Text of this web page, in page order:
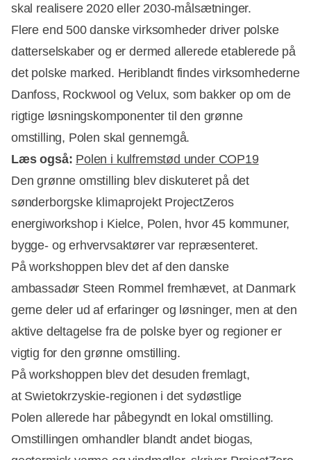
skal realisere 2020 eller 2030-målsætninger.
Flere end 500 danske virksomheder driver polske
datterselskaber og er dermed allerede etablerede på
det polske marked. Heriblandt findes virksomhederne
Danfoss, Rockwool og Velux, som bakker op om de
rigtige løsningskomponenter til den grønne
omstilling, Polen skal gennemgå.
Læs også: Polen i kulfremstød under COP19
Den grønne omstilling blev diskuteret på det
sønderborgske klimaprojekt ProjectZeros
energiworkshop i Kielce, Polen, hvor 45 kommuner,
bygge- og erhvervsaktører var repræsenteret.
På workshoppen blev det af den danske
ambassadør Steen Rommel fremhævet, at Danmark
gerne deler ud af erfaringer og løsninger, men at den
aktive deltagelse fra de polske byer og regioner er
vigtig for den grønne omstilling.
På workshoppen blev det desuden fremlagt,
at Swietokrzyskie-regionen i det sydøstlige
Polen allerede har påbegyndt en lokal omstilling.
Omstillingen omhandler blandt andet biogas,